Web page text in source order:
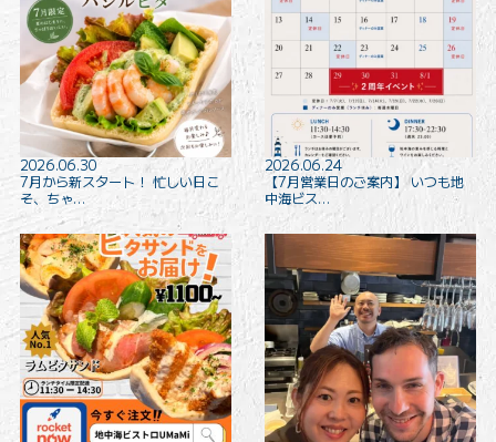
2026.06.30
7月から新スタート！ 忙しい日こ
そ、ちゃ…
2026.06.24
【7月営業日のご案内】 いつも地
中海ビス…